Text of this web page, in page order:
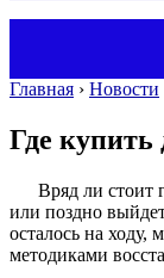
Главная › Новости
Где купить
Вряд ли стоит
или поздно
осталось на ходу,
методиками